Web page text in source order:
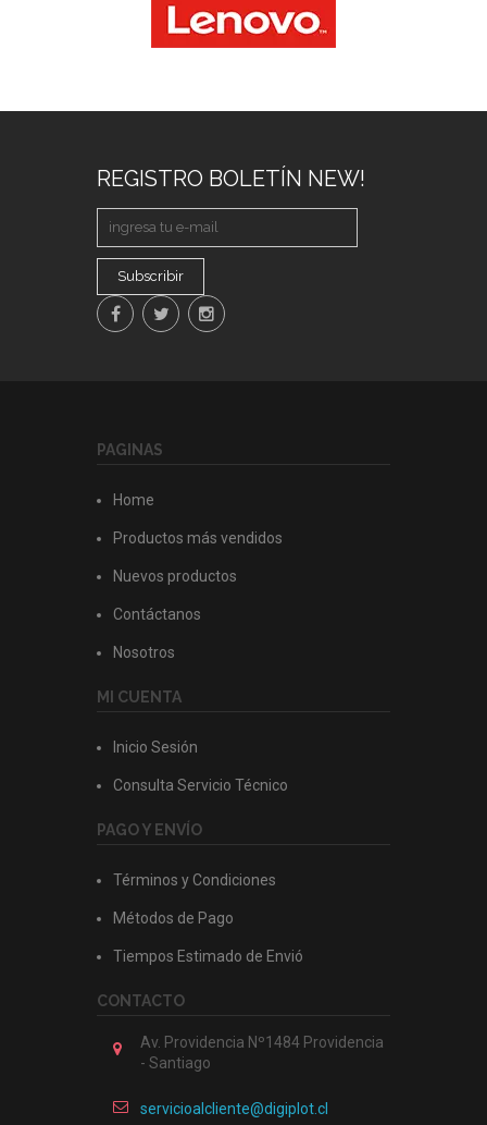
REGISTRO BOLETÍN NEW!
Subscribir
PAGINAS
Home
Productos más vendidos
Nuevos productos
Contáctanos
Nosotros
MI CUENTA
Inicio Sesión
Consulta Servicio Técnico
PAGO Y ENVÍO
Términos y Condiciones
Métodos de Pago
Tiempos Estimado de Envió
CONTACTO
Av. Providencia Nº1484 Providencia
- Santiago
servicioalcliente@digiplot.cl